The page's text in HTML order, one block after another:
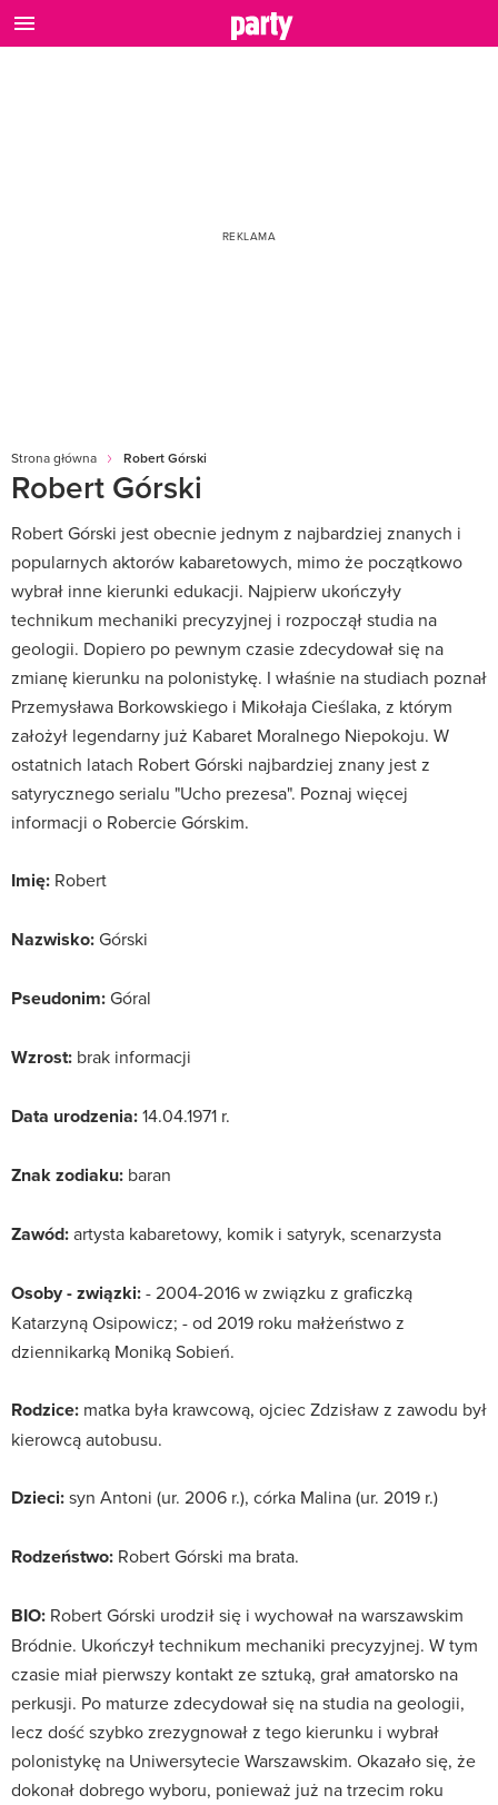
Strona główna Robert Górski
Robert Górski
Robert Górski jest obecnie jednym z najbardziej znanych i
popularnych aktorów kabaretowych, mimo że początkowo
wybrał inne kierunki edukacji. Najpierw ukończyły
technikum mechaniki precyzyjnej i rozpoczął studia na
geologii. Dopiero po pewnym czasie zdecydował się na
zmianę kierunku na polonistykę. I właśnie na studiach poznał
Przemysława Borkowskiego i Mikołaja Cieślaka, z którym
założył legendarny już Kabaret Moralnego Niepokoju. W
ostatnich latach Robert Górski najbardziej znany jest z
satyrycznego serialu "Ucho prezesa". Poznaj więcej
informacji o Robercie Górskim.
Imię: Robert
Nazwisko:Górski
Pseudonim:Góral
Wzrost: brak informacji
Data urodzenia:14.04.1971 r.
Znak zodiaku: baran
Zawód:artysta kabaretowy, komik i satyryk, scenarzysta
Osoby - związki:- 2004-2016 w związku z graficzką
Katarzyną Osipowicz; - od 2019 roku małżeństwo z
dziennikarką Moniką Sobień.
Rodzice: matka była krawcową, ojciec Zdzisław z zawodu był
kierowcą autobusu.
Dzieci:syn Antoni (ur. 2006 r.), córka Malina (ur. 2019 r.)
Rodzeństwo: Robert Górski ma brata.
BIO: Robert Górski urodził się i wychował na warszawskim
Bródnie. Ukończył technikum mechaniki precyzyjnej. W tym
czasie miał pierwszy kontakt ze sztuką, grał amatorsko na
perkusji. Po maturze zdecydował się na studia na geologii,
lecz dość szybko zrezygnował z tego kierunku i wybrał
polonistykę na Uniwersytecie Warszawskim. Okazało się, że
dokonał dobrego wyboru, ponieważ już na trzecim roku